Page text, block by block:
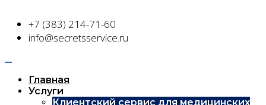
+7 (383) 214-71-60
info@secretsservice.ru
Главная
Услуги
Клиентский сервис для медицинских